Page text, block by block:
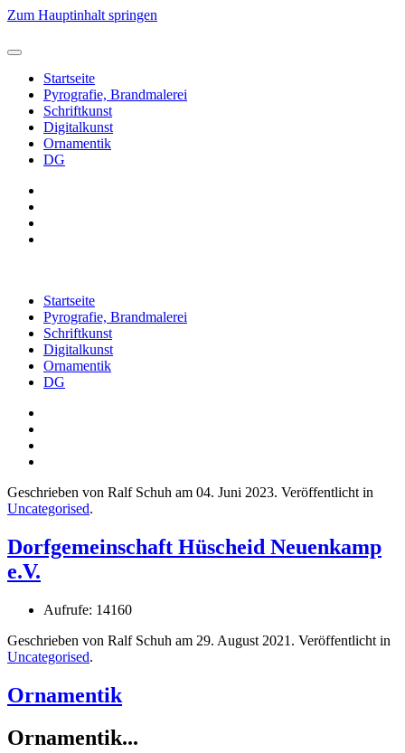
Zum Hauptinhalt springen
Startseite
Pyrografie, Brandmalerei
Schriftkunst
Digitalkunst
Ornamentik
DG
Startseite
Pyrografie, Brandmalerei
Schriftkunst
Digitalkunst
Ornamentik
DG
Geschrieben von Ralf Schuh am 04. Juni 2023. Veröffentlicht in
Uncategorised.
Dorfgemeinschaft Hüscheid Neuenkamp
e.V.
Aufrufe: 14160
Geschrieben von Ralf Schuh am 29. August 2021 . Veröffentlicht in
Uncategorised.
Ornamentik
Ornamentik...